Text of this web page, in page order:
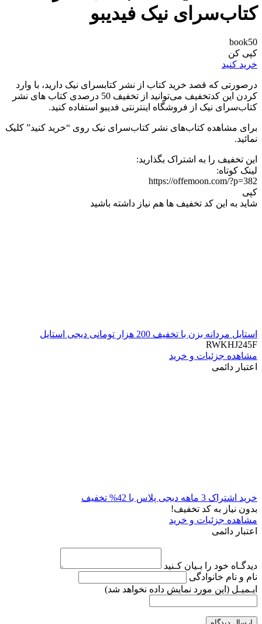
کتاب‌سرای نیک فیدیبو
book50
کپی کن
خرید کنید
درصورتی که قصد خرید کتاب از نشر کتابسرای نیک دارید، با وارد
کردن این کد‌تخفیف می‌توانید از تخفیف 50 درصدی کتاب های نشر
کتاب‌سرای نیک از فروشگاه اینترنتی فدیبو استفاده کنید.
برای مشاهده کتاب‌های نشر کتاب‌سرای نیک روی “خرید کنید” کلیک
نمائید.
این تخفیف را به اشتراک بگذارید:
لینک کوتاه:
https://offemoon.com/?p=382
کپی
شاید به این کد تخفیف ها هم نیاز داشته باشید
استایل مردانه بزن با تخفیف 200 هزار تومانی دیجی استایل
RWKHJ245F
مشاهده جزئیات و خرید
اعتبار دائمی
خرید اشتراک 3 ماهه دیجی پلاس با 42% تخفیف
بدون نیاز به کد تخفیف!
مشاهده جزئیات و خرید
اعتبار دائمی
دیدگـاه خود را بـیان کـنید
نام و نام خانوادگی
ایـمیـل (این مورد نمایش داده نخواهد شد)